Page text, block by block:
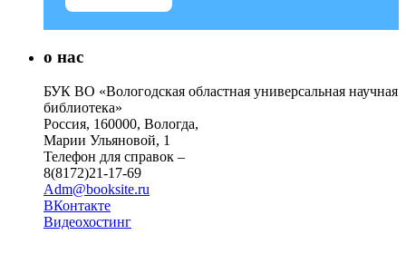
о нас
БУК ВО «Вологодская областная универсальная научная
библиотека»
Россия, 160000, Вологда,
Марии Ульяновой, 1
Телефон для справок –
8(8172)21-17-69
Adm@booksite.ru
ВКонтакте
Видеохостинг